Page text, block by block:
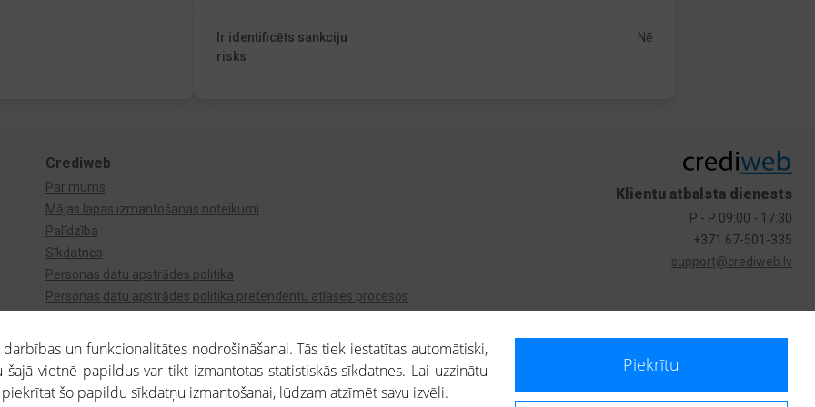
Ir identificēts sankciju
risks
Nē
Crediweb
Par mums
Mājas lapas izmantošanas noteikumi
Palīdzība
Sīkdatnes
Personas datu apstrādes politika
Personas datu apstrādes politika pretendentu atlases procesos
Klientu atbalsta dienests
P - P 09:00 - 17:30
+371 67-501-335
support@crediweb.lv
un funkcionalitātes nodrošināšanai. Tās tiek iestatītas automātiski,
vietnē papildus var tikt izmantotas statistiskās sīkdatnes. Lai uzzinātu
piekrītat šo papildu sīkdatņu izmantošanai, lūdzam atzīmēt savu izvēli.
Piekrītu